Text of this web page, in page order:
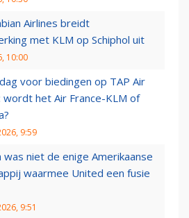
Airlines breidt
met KLM op Schiphol uit
10:00
voor biedingen op TAP Air
wordt het Air France-KLM of
9:59
was niet de enige Amerikaanse
waarmee United een fusie
9:51